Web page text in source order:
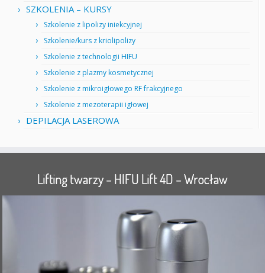
SZKOLENIA – KURSY
Szkolenie z lipolizy iniekcyjnej
Szkolenie/kurs z kriolipolizy
Szkolenie z technologii HIFU
Szkolenie z plazmy kosmetycznej
Szkolenie z mikroigłowego RF frakcyjnego
Szkolenie z mezoterapii igłowej
DEPILACJA LASEROWA
Lifting twarzy – HIFU Lift 4D – Wrocław